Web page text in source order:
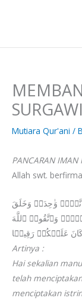
Mutiara Qur'ani /
PANCARAN IMAN
Allah swt.
نَّفۡسࣲ وَ ٰ⁠حِدَةࣲ وَخَلَقَ
وَٱتَّقُوا۟ ٱللَّهَ
Artinya :
Hai sekalian
telah
menciptakan